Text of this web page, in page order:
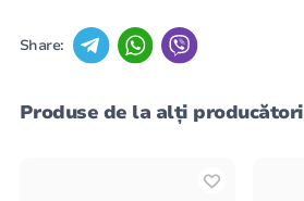
Share:
Produse de la alți producători